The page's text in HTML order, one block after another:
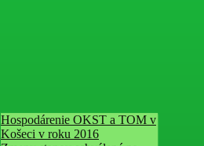
Hospodárenie OKST a TOM v
Košeci v roku 2016